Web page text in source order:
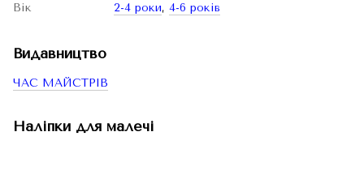
Вік
2-4 роки, 4-6 років
Видавництво
ЧАС МАЙСТРІВ
Наліпки для малечі